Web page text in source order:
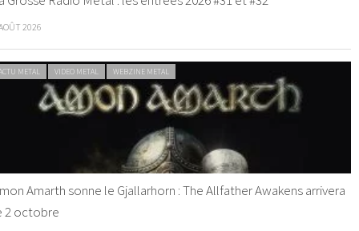
2026
METAL VIDEO METAL WEBZINE METAL
Amarth sonne le Gjallarhorn : The Allfather Awakens arrivera
2 octobre